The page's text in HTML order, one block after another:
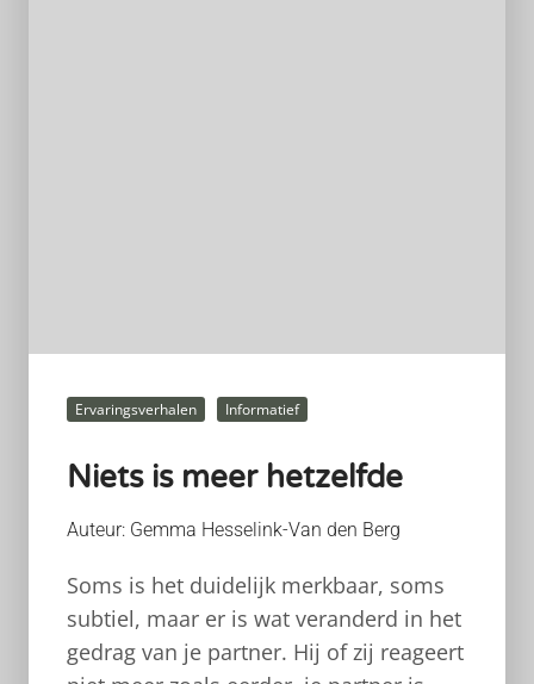
Ervaringsverhalen Informatief
Niets is meer hetzelfde
Auteur: Gemma Hesselink-Van den Berg
Soms is het duidelijk merkbaar, soms
subtiel, maar er is wat veranderd in het
gedrag van je partner. Hij of zij reageert